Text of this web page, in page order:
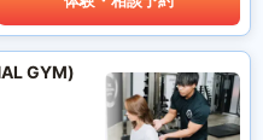
GYM)